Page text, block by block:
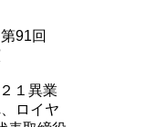
１異業
ロイヤ